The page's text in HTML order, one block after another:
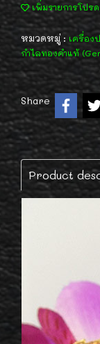
เพิ่มรายการโปรด
หมวดหมู่ : เครื่อง
กำไลทองคำแท้
Share
Product